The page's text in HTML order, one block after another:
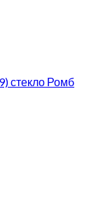
стекло Ромб